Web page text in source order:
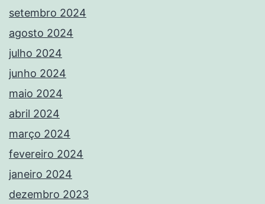
setembro 2024
agosto 2024
julho 2024
junho 2024
maio 2024
abril 2024
março 2024
fevereiro 2024
janeiro 2024
dezembro 2023